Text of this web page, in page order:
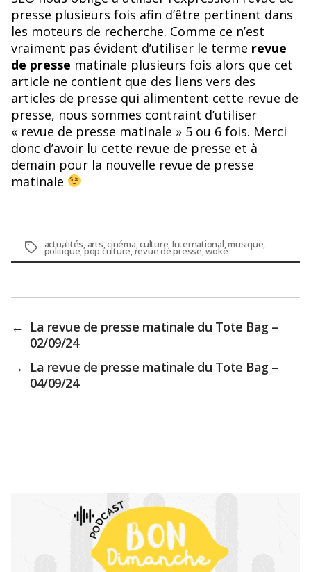
presse plusieurs fois afin d’être pertinent dans
les moteurs de recherche. Comme ce n’est
vraiment pas évident d’utiliser le terme revue
de presse matinale plusieurs fois alors que cet
article ne contient que des liens vers des
articles de presse qui alimentent cette revue de
presse, nous sommes contraint d’utiliser
« revue de presse matinale » 5 ou 6 fois. Merci
donc d’avoir lu cette revue de presse et à
demain pour la nouvelle revue de presse
matinale
Étiquettes
actualités, arts,cinéma,culture,International,musique,
politique,pop culture,revue de presse,woke
← La revue de presse matinale du Tote Bag –
02/09/24
→ La revue de presse matinale du Tote Bag –
04/09/24